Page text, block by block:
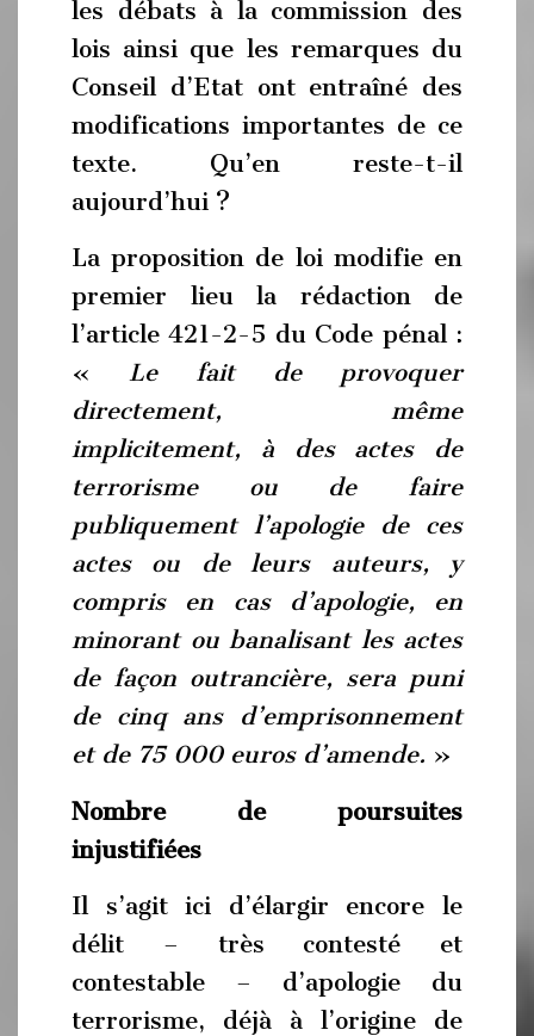
les débats à la commission des
lois ainsi que les remarques du
Conseil d’Etat ont entraîné des
modifications importantes de ce
texte. Qu’en reste-t-il
aujourd’hui ?
La proposition de loi modifie en
premier lieu la rédaction de
l’article 421-2-5 du Code pénal :
« Le fait de provoquer
directement, même
implicitement, à des actes de
terrorisme ou de faire
publiquement l’apologie de ces
actes ou de leurs auteurs, y
compris en cas d’apologie, en
minorant ou banalisant les actes
de façon outrancière, sera puni
de cinq ans d’emprisonnement
et de 75 000 euros d’amende. »
Nombre de poursuites
injustifiées
Il s’agit ici d’élargir encore le
délit – très contesté et
contestable – d’apologie du
terrorisme, déjà à l’origine de